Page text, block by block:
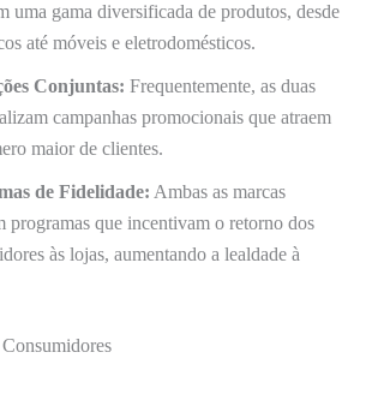
uma gama diversificada de produtos, desde
até móveis e eletrodomésticos.
Conjuntas: Frequentemente, as duas
campanhas promocionais que atraem
maior de clientes.
de Fidelidade: Ambas as marcas
programas que incentivam o retorno dos
às lojas, aumentando a lealdade à